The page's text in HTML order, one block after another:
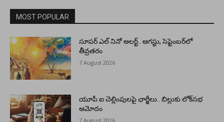
MOST POPULAR
సూపర్ ఎల్ నినో అలర్ట్.. ఆగస్టు, సెప్టెంబర్‌లో
తీవ్రతరం
7 August 2026
యూపీ ఐ చెల్లింపులపై ఛార్జీలు.. బిల్లుకు లోక్‌సభ
ఆమోదం
7 August 2026